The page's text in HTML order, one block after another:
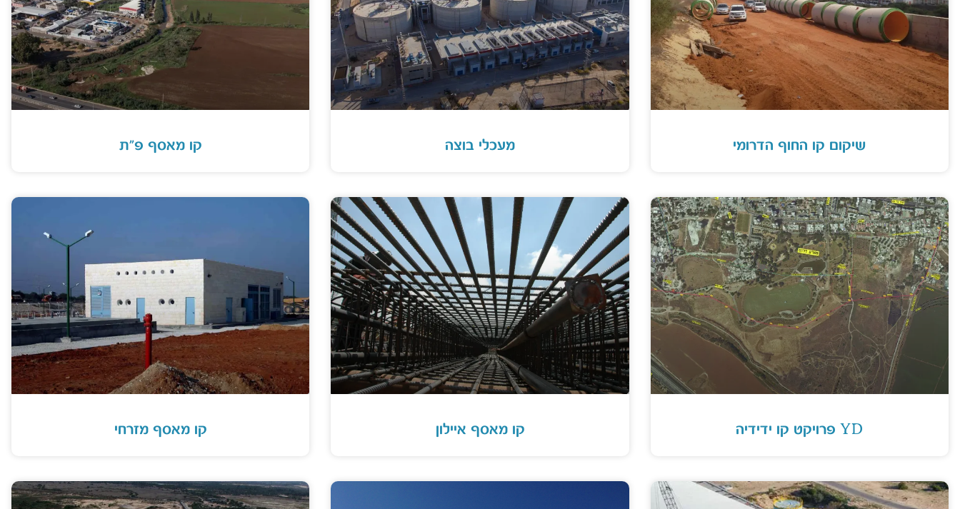
שיקום קו החוף הדרומי מעכלי בוצה קו מאסף פ”ת
YD פרויקט קו ידידיה קו מאסף איילון קו מאסף מזרחי